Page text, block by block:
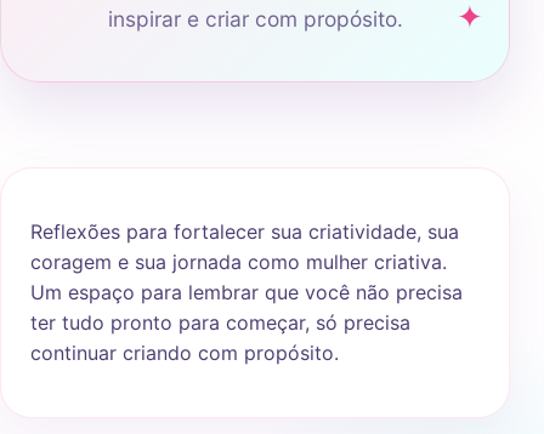
inspirar e criar com propósito.
Reflexões para fortalecer sua criatividade, sua
coragem e sua jornada como mulher criativa.
Um espaço para lembrar que você não precisa
ter tudo pronto para começar, só precisa
continuar criando com propósito.